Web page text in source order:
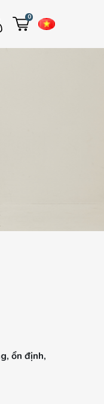
0
ổn định,